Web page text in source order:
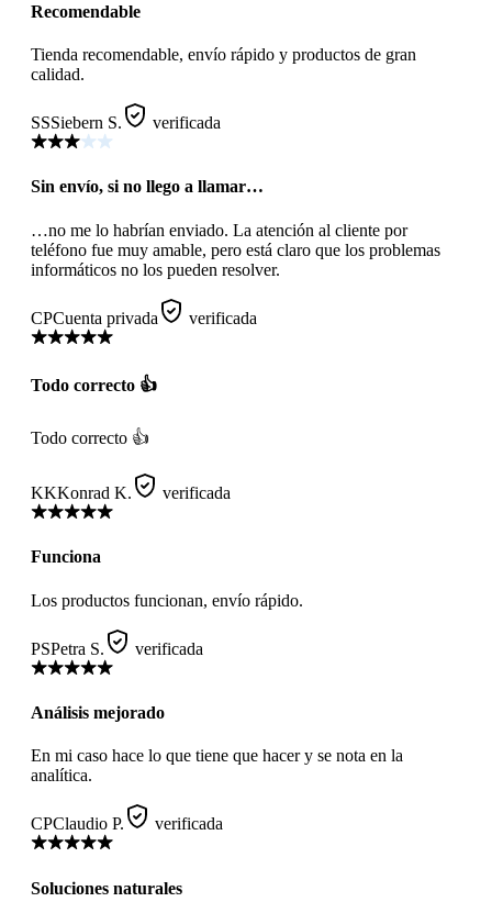
Recomendable
Tienda recomendable, envío rápido y productos de gran
calidad.
SSSiebern S. verificada
Sin envío, si no llego a llamar…
…no me lo habrían enviado. La atención al cliente por
teléfono fue muy amable, pero está claro que los problemas
informáticos no los pueden resolver.
CPCuenta privada verificada
Todo correcto 👍
Todo correcto 👍
KKKonrad K. verificada
Funciona
Los productos funcionan, envío rápido.
PSPetra S. verificada
Análisis mejorado
En mi caso hace lo que tiene que hacer y se nota en la
analítica.
CPClaudio P. verificada
Soluciones naturales